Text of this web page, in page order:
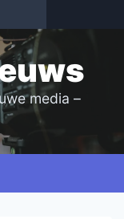
media –